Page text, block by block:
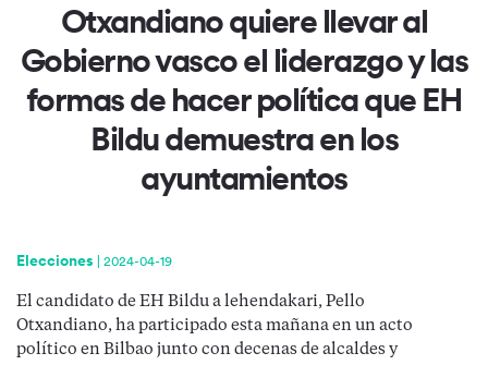
Otxandiano quiere llevar al
Gobierno vasco el liderazgo y las
formas de hacer política que EH
Bildu demuestra en los
ayuntamientos
Elecciones 2024-04-19
El candidato de EH Bildu a lehendakari, Pello
Otxandiano, ha participado esta mañana en un acto
político en Bilbao junto con decenas de alcaldes y